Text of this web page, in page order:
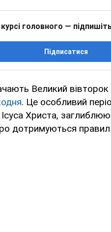
головного —
Підписатися
Великий
. Це особливий
Христа,
дотримуються правил